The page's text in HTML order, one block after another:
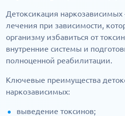
Детоксикация
лечения при зависимости,
организму избавиться от
внутренние системы и
полноценной реабилитации.
Ключевые преимущества
наркозависимых:
выведение токсинов;